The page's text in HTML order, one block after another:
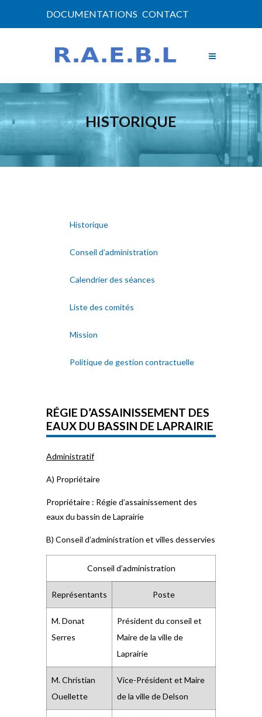
DOCUMENTATIONS CONTACT
HISTORIQUE
Historique
Conseil d’administration
Calendrier des séances
Liste des comités
Mission
Politique de gestion contractuelle
RÉGIE D’ASSAINISSEMENT DES
EAUX DU BASSIN DE LAPRAIRIE
Administratif
A) Propriétaire
Propriétaire : Régie d’assainissement des
eaux du bassin de Laprairie
B) Conseil d’administration et villes desservies
Conseil d’administration
Représentants Poste
M. Donat
Serres
Président du conseil et
Maire de la ville de
Laprairie
M. Christian
Ouellette
Vice-Président et Maire
de la ville de Delson